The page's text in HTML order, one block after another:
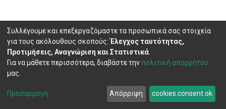
Cookie
End User
Agreement
Send
Feedback
Συλλέγουμε και επεξεργαζόμαστε τα προσωπικά σας στοιχεία
για τους ακόλουθους σκοπούς:Έλεγχος ταυτότητας,
Προτιμήσεις, Αναγνώριση και Στατιστικά
Για να μάθετε περισσότερα, διαβάστε τηνπολιτική απορρήτου
μας.
Προσαρμογή Απόρριψη cookies.consent.ok